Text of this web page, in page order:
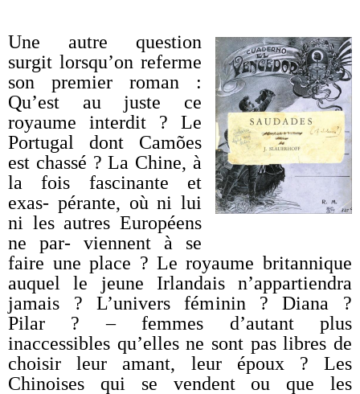
Une autre question
surgit lorsqu’on referme
son premier roman :
Qu’est au juste ce
royaume interdit ? Le
Portugal dont Camões
est chassé ? La Chine, à
la fois fascinante et
exas- pérante, où ni lui
ni les autres Européens
ne par- viennent à se
faire une place ? Le royaume britannique
auquel le jeune Irlandais n’appartiendra
jamais ? L’univers féminin ? Diana ?
Pilar ? – femmes d’autant plus
inaccessibles qu’elles ne sont pas libres de
choisir leur amant, leur époux ? Les
Chinoises qui se vendent ou que les